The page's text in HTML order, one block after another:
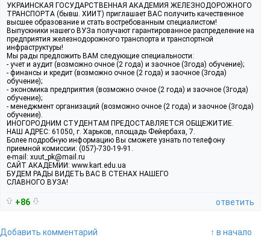
УКРАИНСКАЯ ГОСУДАРСТВЕННАЯ АКАДЕМИЯ ЖЕЛЕЗНОДОРОЖНОГО
ТРАНСПОРТА (бывш. ХИИТ) приглашает ВАС получить качественное
высшее образование и стать востребованным специалистом!
Выпускники нашего ВУЗа получают гарантированное распределение на
предприятия железнодорожного транспорта и транспортной
инфраструктуры!
Мы рады предложить ВАМ следующие специальности:
- учет и аудит (возможно очное (2 года) и заочное (3года) обучение);
- финансы и кредит (возможно очное (2 года) и заочное (3года)
обучение);
- экономика предприятия (возможно очное (2 года) и заочное (3года)
обучение);
- менеджмент организаций (возможно очное (2 года) и заочное (3года)
обучение).
ИНОГОРОДНИМ СТУДЕНТАМ ПРЕДОСТАВЛЯЕТСЯ ОБЩЕЖИТИЕ.
НАШ АДРЕС: 61050, г. Харьков, площадь Фейербаха, 7.
Более подробную информацию Вы сможете узнать по телефону
приемной комиссии: (057)-730-19-91.
e-mail: xuut_pk@mail.ru
САЙТ АКАДЕМИИ: www.kart.edu.ua
БУДЕМ РАДЫ ВИДЕТЬ ВАС В СТЕНАХ НАШЕГО
СЛАВНОГО ВУЗА!
+86 ответить
Добавить комментарий ↑ в начало